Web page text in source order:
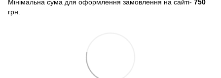
Мінімальна сума для оформлення замовлення на сайті- 750
грн.